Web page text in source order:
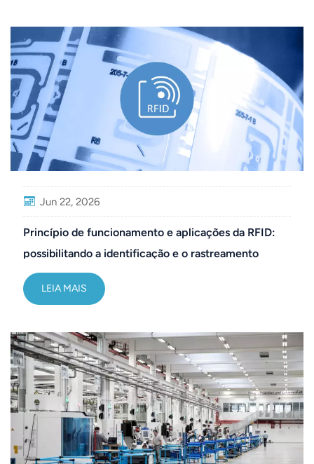
Jun 22, 2026
Princípio de funcionamento e aplicações da RFID:
possibilitando a identificação e o rastreamento
inteligentes em diversos setores.
LEIA MAIS